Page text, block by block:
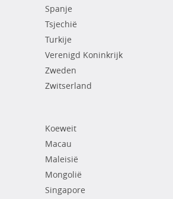
Spanje
Tsjechië
Turkije
Verenigd Koninkrijk
Zweden
Zwitserland
Koeweit
Macau
Maleisië
Mongolië
Singapore